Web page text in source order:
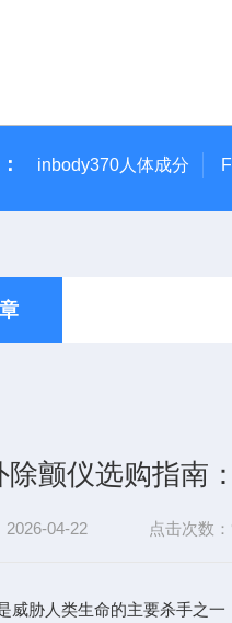
inbody370人体成分
除颤仪选购指南
2026-04-22 点击次数
胁人类生命的主要杀手之一